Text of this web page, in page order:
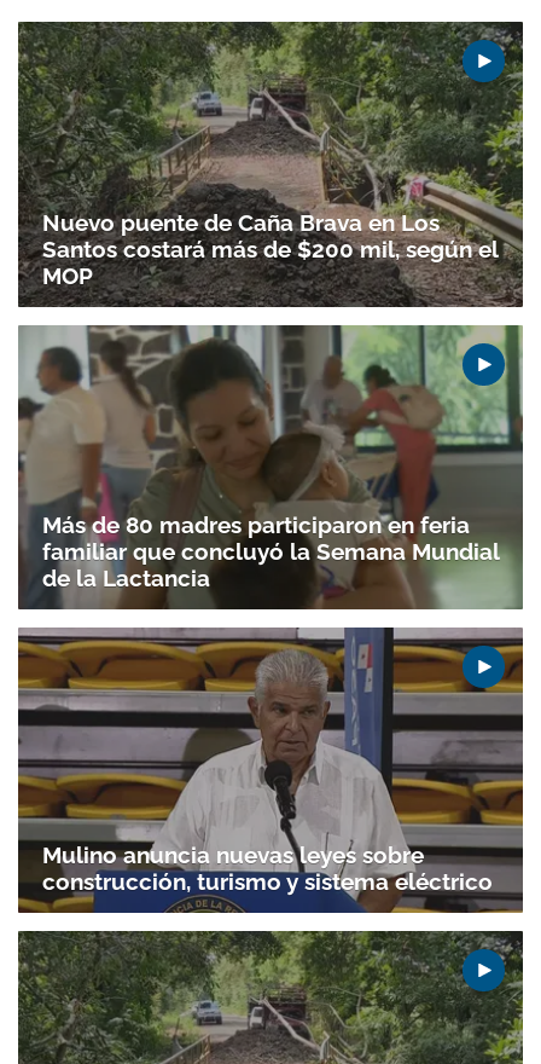
Nuevo puente de Caña Brava en Los
Santos costará más de $200 mil, según el
MOP
Más de 80 madres participaron en feria
familiar que concluyó la Semana Mundial
de la Lactancia
Mulino anuncia nuevas leyes sobre
construcción, turismo y sistema eléctrico